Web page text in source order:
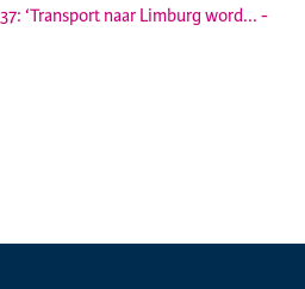
‘Transport naar Limburg word... -